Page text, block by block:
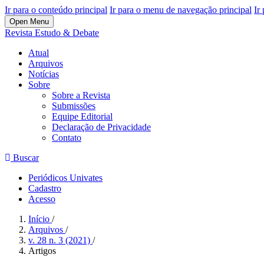
Ir para o conteúdo principal Ir para o menu de navegação principal Ir
Open Menu
Revista Estudo & Debate
Atual
Arquivos
Notícias
Sobre
Sobre a Revista
Submissões
Equipe Editorial
Declaração de Privacidade
Contato
Buscar
Periódicos Univates
Cadastro
Acesso
Início /
Arquivos /
v. 28 n. 3 (2021) /
Artigos